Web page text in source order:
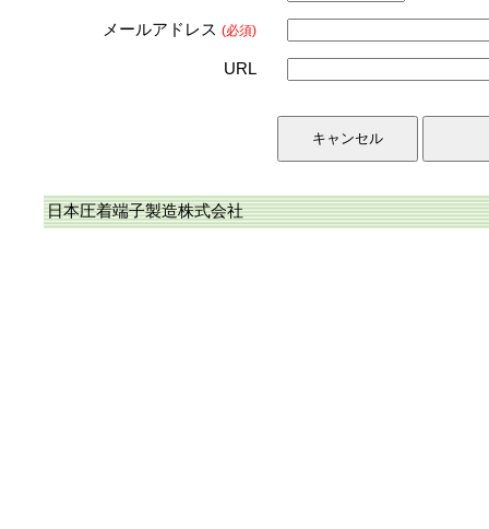
メールアドレス (必須)
URL
日本圧着端子製造株式会社